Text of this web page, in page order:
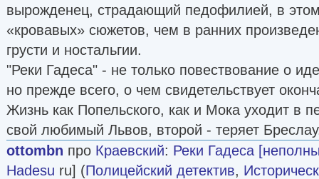
вырожденец, страдающий педофилией, в
«кровавых» сюжетов, чем в ранних
грусти и ностальгии.
"Реки Гадеса" - не только повествование о
но прежде всего, о чем свидетельствует
Жизнь как Попельского, как и Мока уходит в
свой любимый Львов, второй - теряет
ottombn про Краевский: Реки Гадеса
Hadesu ru] (Полицейский детектив,